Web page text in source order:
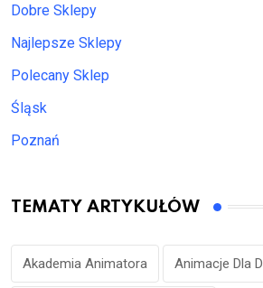
Dobre Sklepy
Najlepsze Sklepy
Polecany Sklep
Śląsk
Poznań
TEMATY ARTYKUŁÓW
Akademia Animatora Animacje Dla